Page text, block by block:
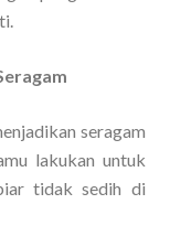
seragam
lakukan untuk
tidak sedih di